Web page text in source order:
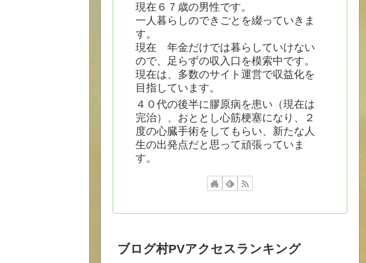
現在６７歳の男性です。
一人暮らしのできごとを綴っていきま
す。
現在 年金だけでは暮らしていけない
ので、足らずの収入口を模索中です。
現在は、多数のサイト運営で収益化を
目指しています。
４０代の後半に膠原病を患い（現在は
完治）、おととし心筋梗塞になり、２
度の心臓手術をしてもらい、新たな人
生の出発点だと思って頑張っていま
す。
ブログ村PVアクセスランキング